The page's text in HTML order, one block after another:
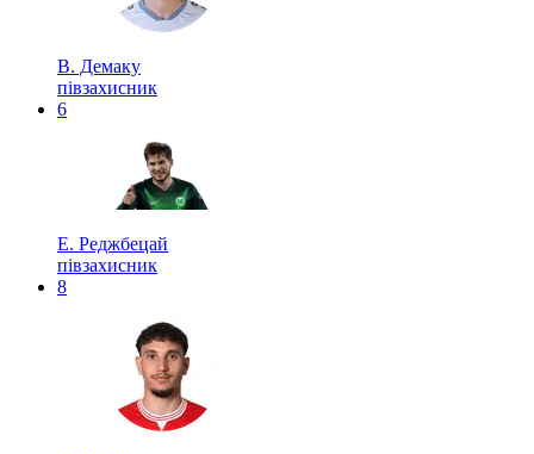
В. Демаку
півзахисник
6
Е. Реджбецай
півзахисник
8